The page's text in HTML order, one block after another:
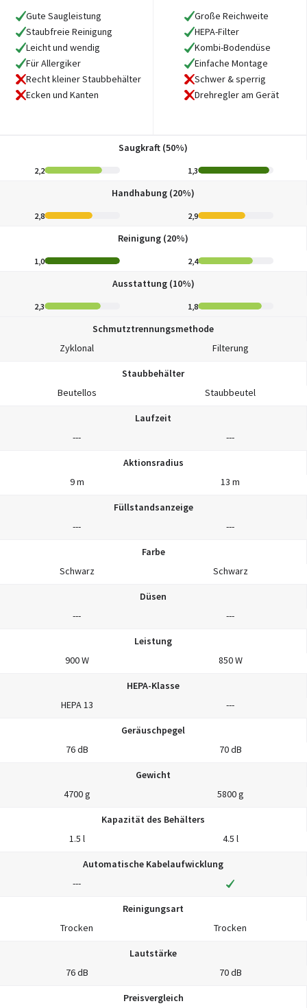
Gute Saugleistung
Staubfreie Reinigung
Leicht und wendig
Für Allergiker
Recht kleiner Staubbehälter
Ecken und Kanten
Große Reichweite
HEPA-Filter
Kombi-Bodendüse
Einfache Montage
Schwer & sperrig
Drehregler am Gerät
Saugkraft (50%)
2,2 1,3
Handhabung (20%)
2,8 2,9
Reinigung (20%)
1,0 2,4
Ausstattung (10%)
2,3 1,8
Schmutztrennungsmethode
Zyklonal
Filterung
Staubbehälter
Beutellos
Staubbeutel
Laufzeit
---
---
Aktionsradius
9 m
13 m
Füllstandsanzeige
---
---
Farbe
Schwarz
Schwarz
Düsen
---
---
Leistung
900 W
850 W
HEPA-Klasse
HEPA 13
---
Geräuschpegel
76 dB
70 dB
Gewicht
4700 g
5800 g
Kapazität des Behälters
1.5 l
4.5 l
Automatische Kabelaufwicklung
---
Reinigungsart
Trocken
Trocken
Lautstärke
76 dB
70 dB
Preisvergleich